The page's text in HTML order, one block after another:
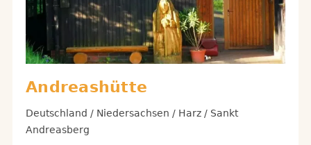
Andreashütte
Deutschland / Niedersachsen / Harz / Sankt
Andreasberg